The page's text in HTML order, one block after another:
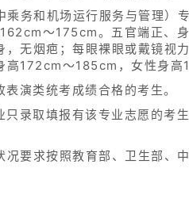
务和机场运行服务与管理）
～175cm。五官端正、
，无烟疤；每眼裸眼或戴镜视
高172cm～185cm，女性身高
演类统考成绩合格的考生。
只录取填报有该专业志愿的考
况要求按照教育部、卫生部、